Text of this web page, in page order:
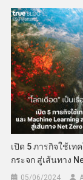
เปิด 5 ภารกิจใช้เท
กระจก สู่เส้นทาง
05/06/2024